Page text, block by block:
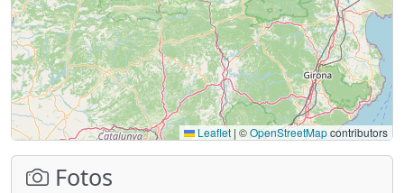
Leaflet | ©OpenStreetMapcontributors
Fotos